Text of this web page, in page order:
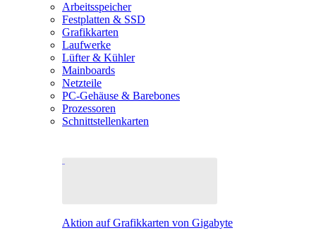
Arbeitsspeicher
Festplatten & SSD
Grafikkarten
Laufwerke
Lüfter & Kühler
Mainboards
Netzteile
PC-Gehäuse & Barebones
Prozessoren
Schnittstellenkarten
Aktion auf Grafikkarten von Gigabyte